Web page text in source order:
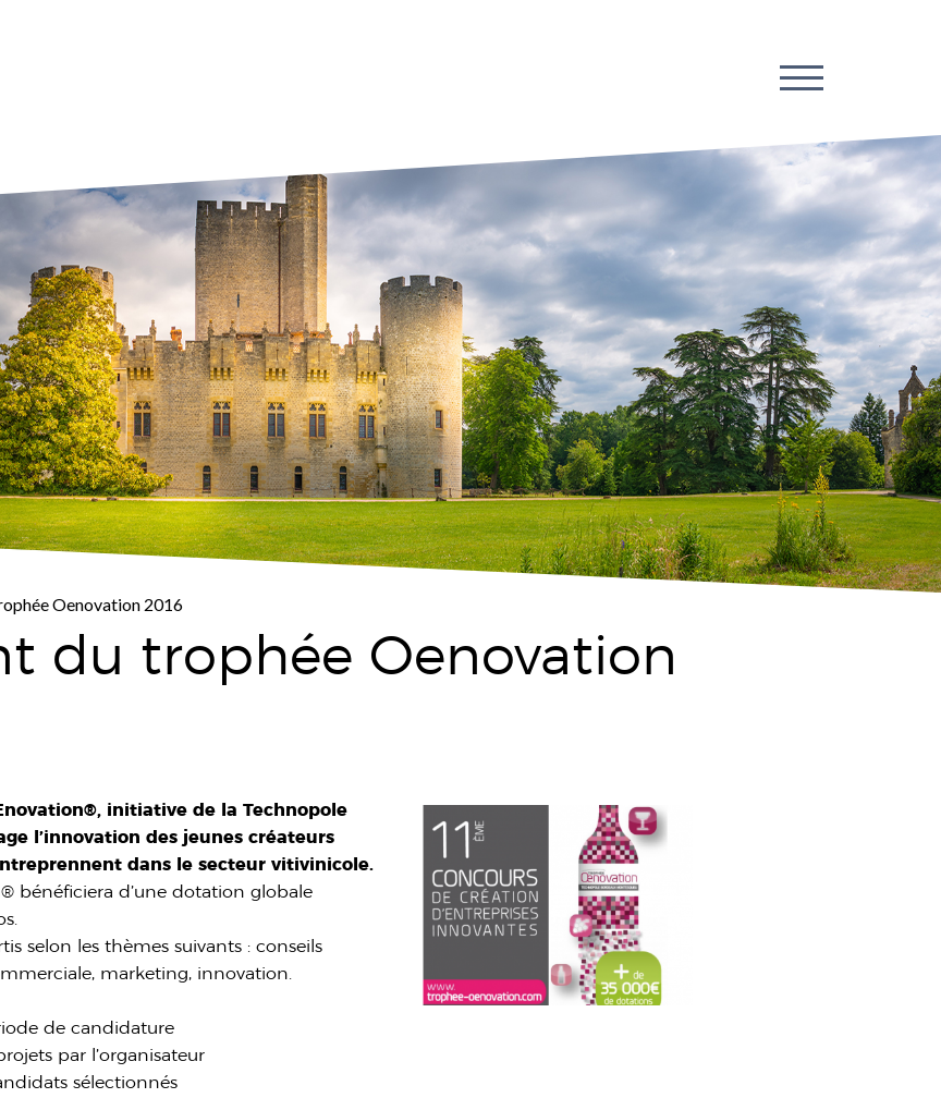
Oenovation 2016
du trophée Oenovation
initiative de la Technopole
l’innovation des jeunes créateurs
dans le secteur vitivinicole.
bénéficiera d’une dotation globale
selon les thèmes suivants : conseils
marketing, innovation.
de candidature
par l’organisateur
sélectionnés